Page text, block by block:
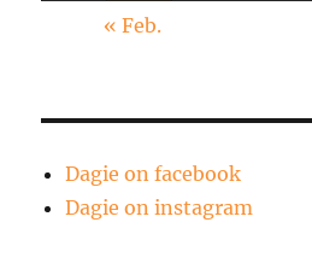
« Feb.
Dagie on facebook
Dagie on instagram